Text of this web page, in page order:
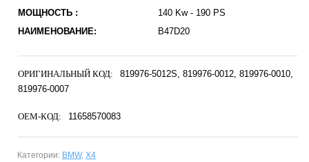
МОЩНОСТЬ :
140 Kw - 190 PS
НАИМЕНОВАНИЕ:
B47D20
ОРИГИНАЛЬНЫЙ КОД: 819976-5012S 819976-0012 819976-0010
819976-0007
OEM-КОД: 11658570083
Категории: BMW, X4